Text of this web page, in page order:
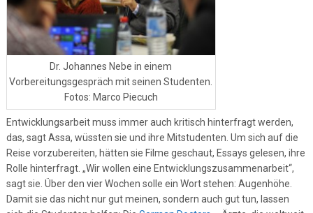
Dr. Johannes Nebe in einem
Vorbereitungsgespräch mit seinen Studenten.
Fotos: Marco Piecuch
Entwicklungsarbeit muss immer auch kritisch hinterfragt werden,
das, sagt Assa, wüssten sie und ihre Mitstudenten. Um sich auf die
Reise vorzubereiten, hätten sie Filme geschaut, Essays gelesen, ihre
Rolle hinterfragt. „Wir wollen eine Entwicklungszusammenarbeit“,
sagt sie. Über den vier Wochen solle ein Wort stehen: Augenhöhe.
Damit sie das nicht nur gut meinen, sondern auch gut tun, lassen